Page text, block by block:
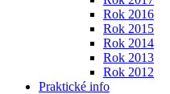
Rok 2016
Rok 2015
Rok 2014
Rok 2013
Rok 2012
Praktické info